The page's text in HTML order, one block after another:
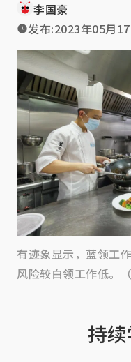
李国豪
发布:2023年05月
有迹象显示，蓝领工
风险较白领工作低。（
持